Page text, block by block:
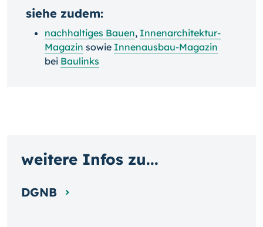
siehe zudem:
nachhaltiges Bauen, Innenarchitektur-
Magazin sowie Innenausbau-Magazin
bei Baulinks
weitere Infos zu...
DGNB